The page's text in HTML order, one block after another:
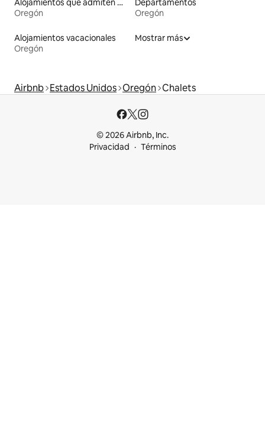
Alojamientos que admiten mascotas
Oregón
Departamentos
Oregón
Alojamientos vacacionales
Oregón
Mostrar más
Airbnb Estados Unidos Oregón Chalets
© 2026 Airbnb, Inc.
Privacidad
Términos